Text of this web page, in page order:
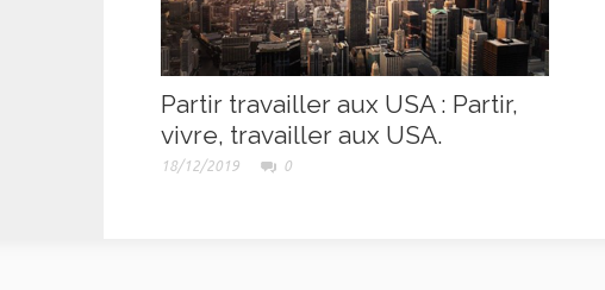
Partir travailler aux USA : Partir,
vivre, travailler aux USA.
18/12/2019 0